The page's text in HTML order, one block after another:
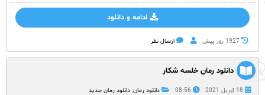
ادامه و دانلود
1927 روز پيش ارسال نظر
دانلود رمان خلسه شکار
18 آوریل 2021 08:56 دانلود رمان, دانلود رمان جدید